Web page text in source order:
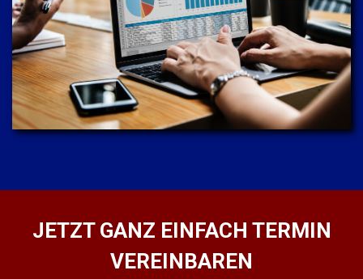
JETZT GANZ EINFACH TERMIN
VEREINBAREN